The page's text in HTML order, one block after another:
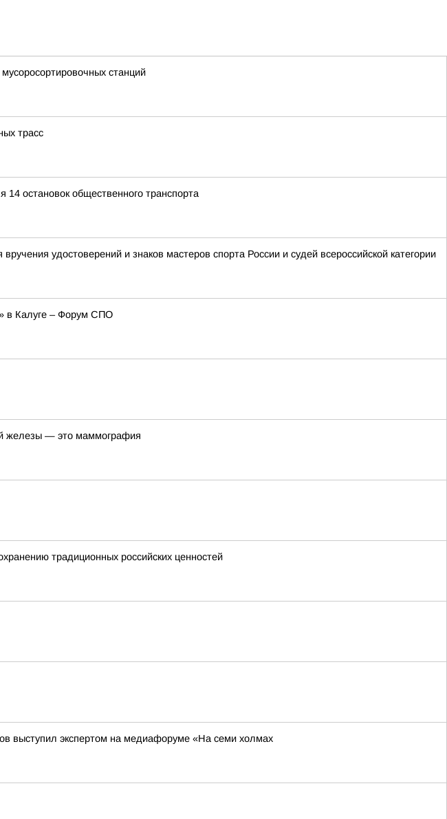
станций
трасс
остановок общественного транспорта
удостоверений и знаков мастеров спорта России и судей всероссийской категории
в Калуге – Форум СПО
железы — это маммография
традиционных российских ценностей
выступил экспертом на медиафоруме «На семи холмах